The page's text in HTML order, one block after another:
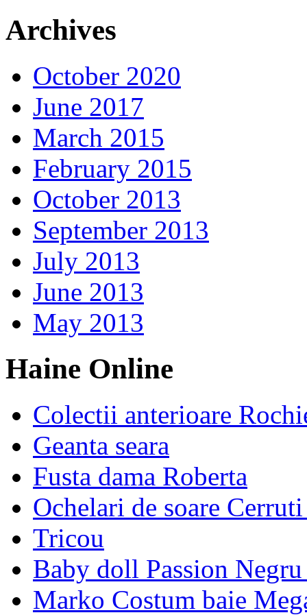
Archives
October 2020
June 2017
March 2015
February 2015
October 2013
September 2013
July 2013
June 2013
May 2013
Haine Online
Colectii anterioare
Geanta seara
Fusta dama Roberta
Ochelari de soare
Tricou
Baby doll Passion
Marko Costum baie